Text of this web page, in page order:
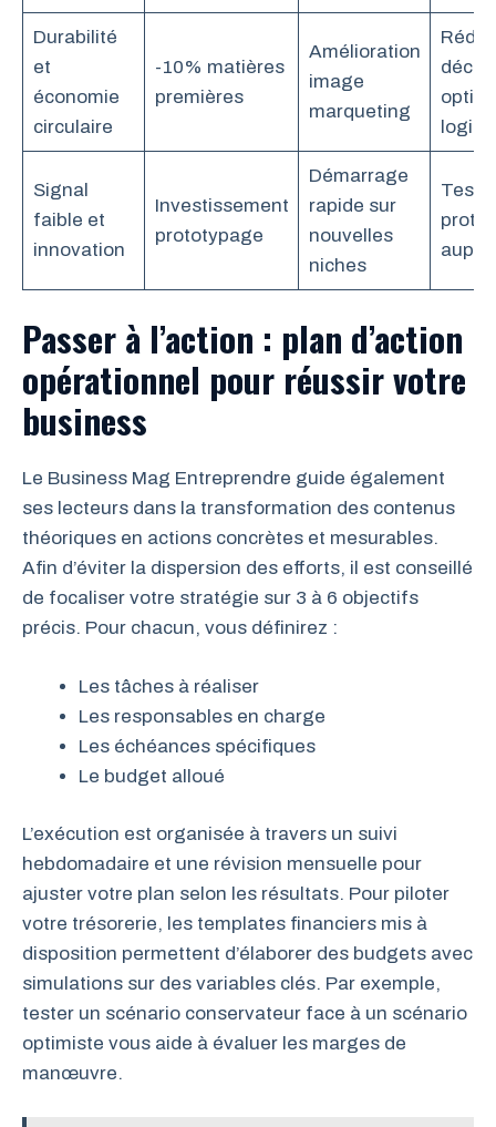
Durabilité
et
économie
circulaire
-10% matières
premières
Amélioration
image
marqueting
Signal
faible et
innovation
Investissement
prototypage
Démarrage
rapide sur
nouvelles
niches
Test
Passer à l’action : plan d’action
opérationnel pour réussir votre
business
Le Business Mag Entreprendre guide également
ses lecteurs dans la transformation des contenus
théoriques en actions concrètes et mesurables.
Afin d’éviter la dispersion des efforts, il est conseillé
de focaliser votre stratégie sur 3 à 6 objectifs
précis. Pour chacun, vous définirez :
Les tâches à réaliser
Les responsables en charge
Les échéances spécifiques
Le budget alloué
L’exécution est organisée à travers un suivi
hebdomadaire et une révision mensuelle pour
ajuster votre plan selon les résultats. Pour piloter
votre trésorerie, les templates financiers mis à
disposition permettent d’élaborer des budgets avec
simulations sur des variables clés. Par exemple,
tester un scénario conservateur face à un scénario
optimiste vous aide à évaluer les marges de
manœuvre.